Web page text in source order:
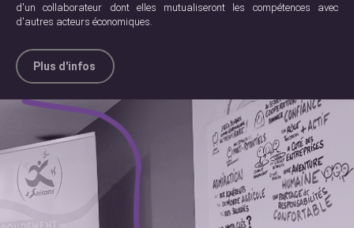
d'un collaborateur dont elles mutualiseront les compétences avec
d'autres acteurs économiques.
Plus d'infos